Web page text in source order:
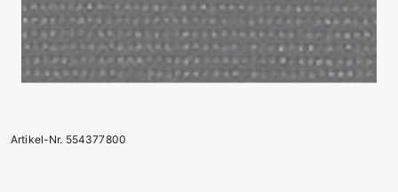
Artikel-Nr. 554377800